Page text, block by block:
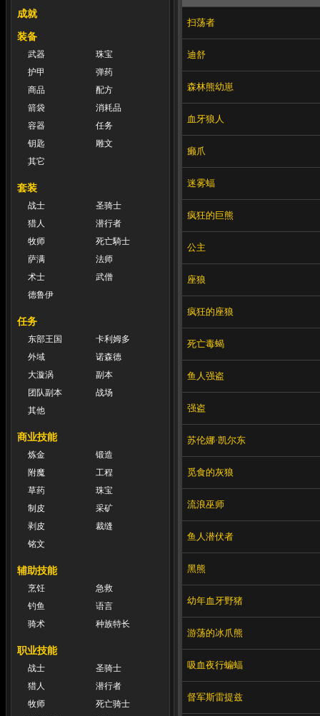
成就
装备
武器
珠宝
护甲
弹药
商品
配方
箭袋
消耗品
容器
任务
钥匙
雕文
其它
套装
战士
圣骑士
猎人
潜行者
牧师
死亡騎士
萨满
法师
术士
武僧
德鲁伊
任务
东部王国
卡利姆多
外域
诺森德
大漩涡
副本
团队副本
战场
其他
商业技能
炼金
锻造
附魔
工程
草药
珠宝
制皮
采矿
剥皮
裁缝
铭文
辅助技能
烹饪
急救
钓鱼
语言
骑术
种族特长
职业技能
战士
圣骑士
猎人
潜行者
牧师
死亡骑士
扫荡者
迪舒
森林熊幼崽
血牙狼人
癞爪
迷雾蝠
疯狂的巨熊
公主
座狼
疯狂的座狼
死亡毒蝎
鱼人强盗
强盗
苏伦娜·凯尔东
觅食的灰狼
流浪巫师
鱼人潜伏者
黑熊
幼年血牙野猪
游荡的冰爪熊
吸血夜行蝙蝠
督军斯雷提兹